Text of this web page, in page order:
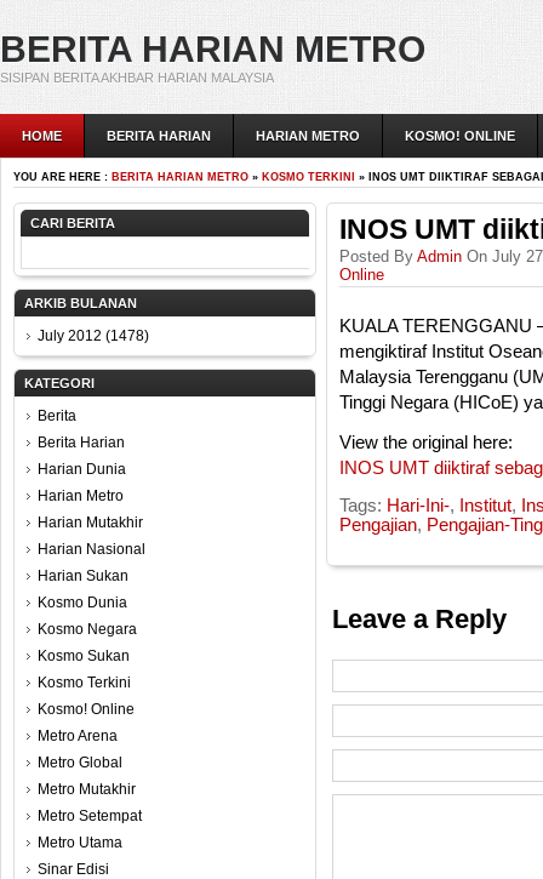
BERITA HARIAN METRO
SISIPAN BERITA AKHBAR HARIAN MALAYSIA
HOME BERITA HARIAN HARIAN METRO KOSMO! ONLINE
YOU ARE HERE : BERITA HARIAN METRO » KOSMO TERKINI » INOS UMT DIIKTIRAF
CARI BERITA
ARKIB BULANAN
July 2012 (1478)
KATEGORI
Berita
Berita Harian
Harian Dunia
Harian Metro
Harian Mutakhir
Harian Nasional
Harian Sukan
Kosmo Dunia
Kosmo Negara
Kosmo Sukan
Kosmo Terkini
Kosmo! Online
Metro Arena
Metro Global
Metro Mutakhir
Metro Setempat
Metro Utama
Sinar Edisi
INOS UMT
Posted By Admin On July
Online
KUALA TERENGGANU
mengiktiraf Institut
Malaysia Terengganu
Tinggi Negara (HICoE)
View the original here:
INOS UMT diiktiraf
Tags: Hari-Ini-, Institut,
Pengajian, Pengajian-
Leave a Reply